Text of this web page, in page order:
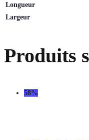
Longueur
Largeur
Produits
58%